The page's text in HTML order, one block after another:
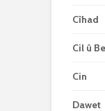
Cîhad
Cil û
Cin
Dawet